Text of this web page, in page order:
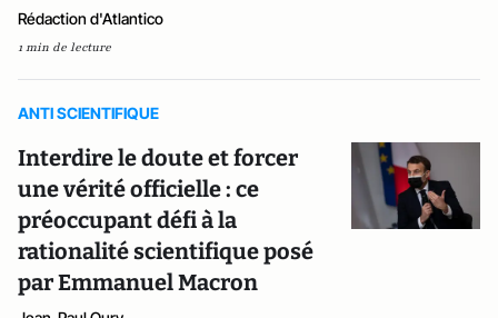
Rédaction d'Atlantico
1 min de lecture
ANTI SCIENTIFIQUE
Interdire le doute et forcer
une vérité officielle : ce
préoccupant défi à la
rationalité scientifique posé
par Emmanuel Macron